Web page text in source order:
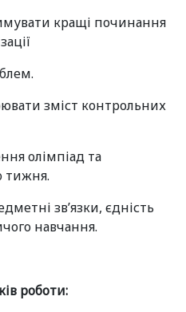
кращі починання
зміст контрольних
олімпіад та
тижня.
зв’язки, єдність
навчання.
роботи: